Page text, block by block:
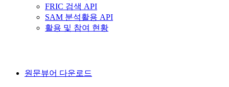
FRIC 검색 API
SAM 분석활용 API
활용 및 참여 현황
원문뷰어 다운로드